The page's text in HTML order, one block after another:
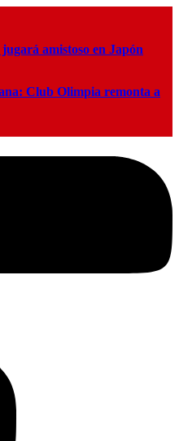
amistoso en Japón
Club Olimpia remonta a